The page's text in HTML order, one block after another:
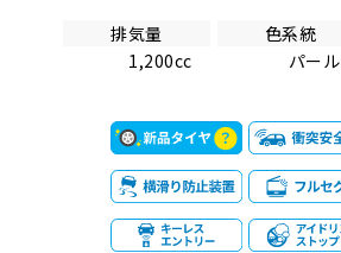
排気量
1,200cc
色系統
パール